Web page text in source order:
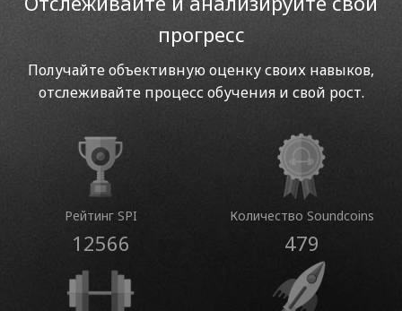
прогресс
Получайте объективную оценку своих навыков,
отслеживайте процесс обучения и свой рост.
Рейтинг SPI
12566
Количество Soundcoins
479